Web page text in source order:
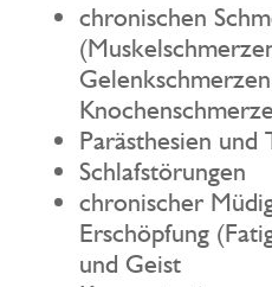
chronischen
Parästhesien und
Schlafstörungen
chronischer
Erschöpfung
und Geist